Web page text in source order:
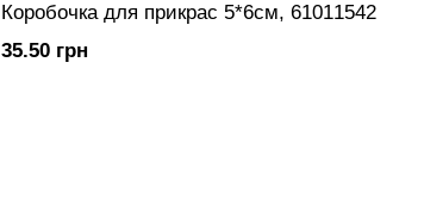
Коробочка для прикрас 5*6см, 61011542
35.50 грн